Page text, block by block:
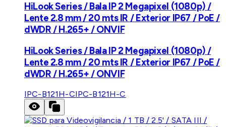
HiLook Series / Bala IP 2 Megapixel (1080p) /
Lente 2.8 mm / 20 mts IR / Exterior IP67 / PoE /
dWDR / H.265+ / ONVIF
HiLook Series / Bala IP 2 Megapixel (1080p) /
Lente 2.8 mm / 20 mts IR / Exterior IP67 / PoE /
dWDR / H.265+ / ONVIF
IPC-B121H-CIPC-B121H-C